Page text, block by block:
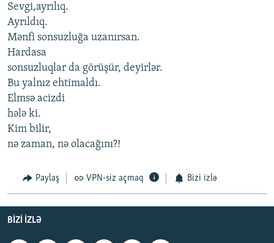
Sevgi,ayrılıq.
Ayrıldıq.
Mənfi sonsuzluğa uzanırsan.
Hardasa
sonsuzluqlar da görüşür, deyirlər.
Bu yalnız ehtimaldı.
Elmsə acizdi
hələ ki.
Kim bilir,
nə zaman, nə olacağını?!
Paylaş VPN-siz açmaq Bizi izlə
BIZI IZLƏ